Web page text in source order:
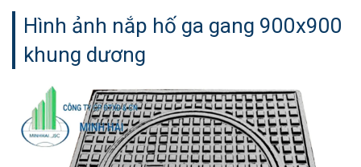
Hình ảnh nắp hố ga gang 900x900
khung dương